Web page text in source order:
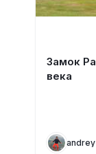
Замок
века
andrey